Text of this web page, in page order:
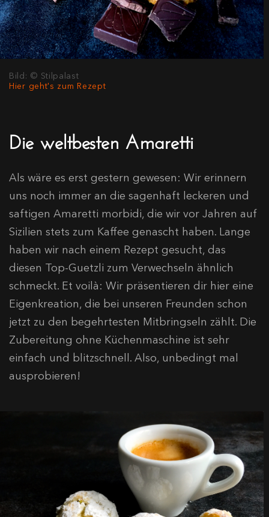
Bild: © Stilpalast
Hier geht's zum Rezept
Die weltbesten Amaretti
Als wäre es erst gestern gewesen: Wir erinnern
uns noch immer an die sagenhaft leckeren und
saftigen Amaretti morbidi, die wir vor Jahren auf
Sizilien stets zum Kaffee genascht haben. Lange
haben wir nach einem Rezept gesucht, das
diesen Top-Guetzli zum Verwechseln ähnlich
schmeckt. Et voilà: Wir präsentieren dir hier eine
Eigenkreation, die bei unseren Freunden schon
jetzt zu den begehrtesten Mitbringseln zählt. Die
Zubereitung ohne Küchenmaschine ist sehr
einfach und blitzschnell. Also, unbedingt mal
ausprobieren!